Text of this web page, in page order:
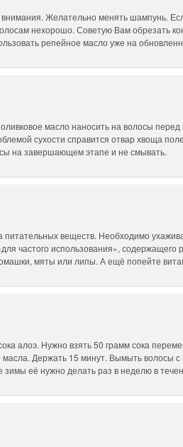
Желательно менять шампунь.
нехорошо. Советую Вам обрезать
репейное масло уже на
масло наносить на волосы
сухости справится отвар хвоща
на завершающем этапе и не смывать.
питательных веществ. Необходимо
частого использования», содержащего
мяты или липы. А ещё попейте
алоэ. Нужно взять 50 грамм сока
масла. Держать 15 минут. Вымыть волосы
зимы её нужно делать раз в неделю в